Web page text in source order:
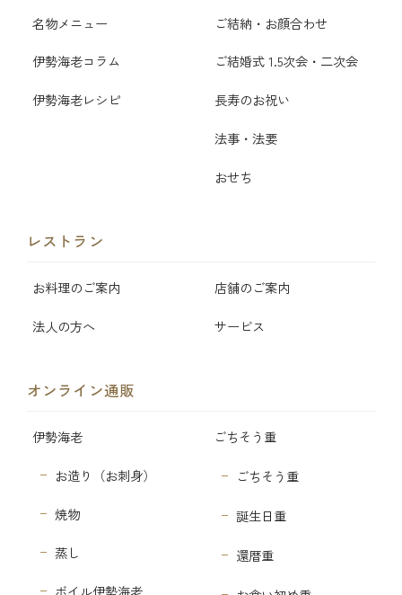
名物メニュー
伊勢海老コラム
伊勢海老レシピ
ご結納・お顔合わせ
ご結婚式 1.5次会・二次会
長寿のお祝い
法事・法要
おせち
レストラン
お料理のご案内 店舗のご案内
法人の方へ サービス
オンライン通販
伊勢海老
お造り（お刺身）
焼物
蒸し
ボイル伊勢海老
ごちそう重
ごちそう重
誕生日重
還暦重